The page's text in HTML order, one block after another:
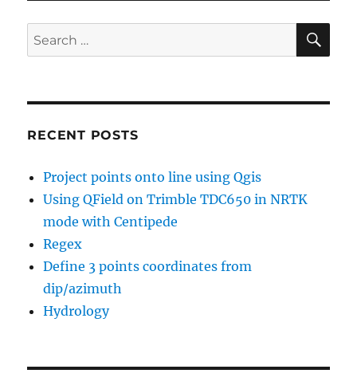
Search
for:
RECENT POSTS
Project points onto line using Qgis
Using QField on Trimble TDC650 in NRTK
mode with Centipede
Regex
Define 3 points coordinates from
dip/azimuth
Hydrology